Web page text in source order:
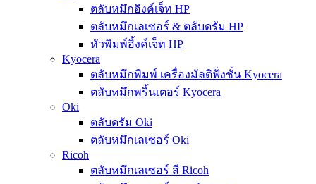
ตลับหมึกอิงค์เจ็ท HP
ตลับหมึกเลเซอร์ & ตลับดรัม HP
หัวพิมพ์อิ้งค์เจ็ท HP
Kyocera
ตลับหมึกพิมพ์ เครื่องมัลติฟั่งชั่น Kyocera
ตลับหมึกพริ้นเตอร์ Kyocera
Oki
ตลับดรัม Oki
ตลับหมึกเลเซอร์ Oki
Ricoh
ตลับหมึกเลเซอร์ สี Ricoh